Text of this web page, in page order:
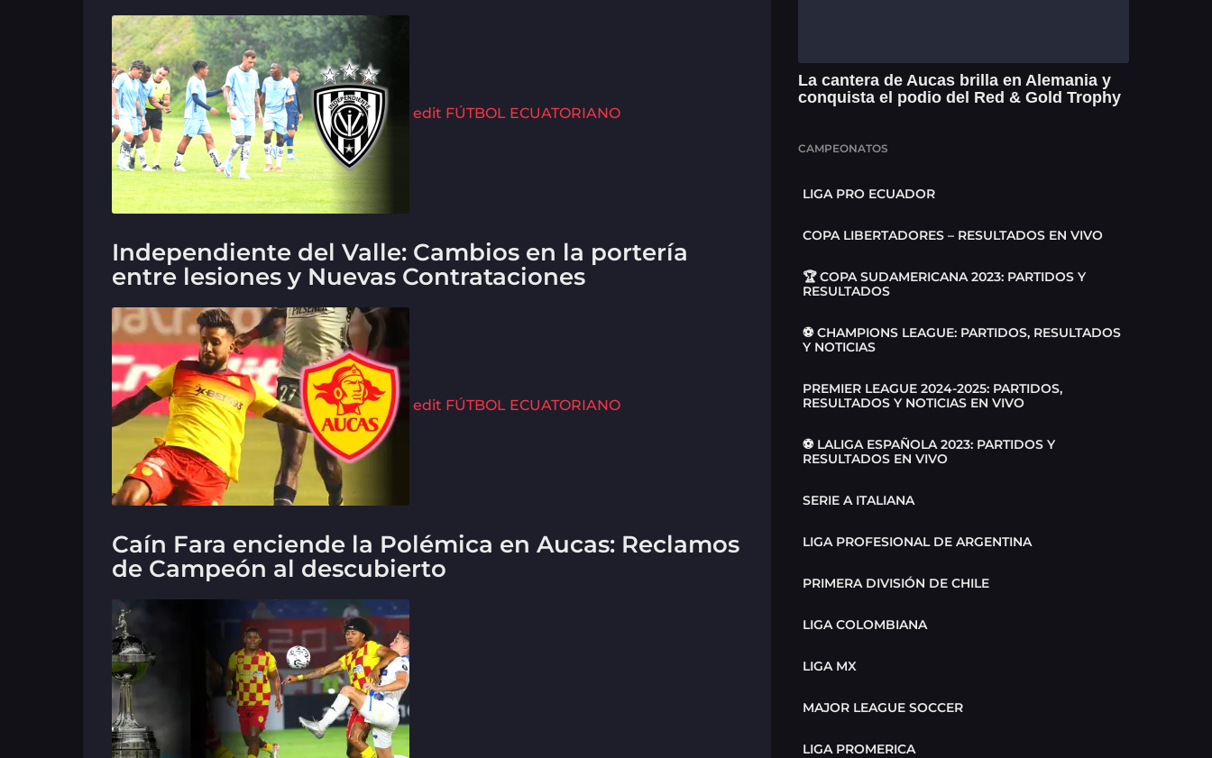
edit FÚTBOL ECUATORIANO
Independiente del Valle: Cambios en la portería
entre lesiones y Nuevas Contrataciones
edit FÚTBOL ECUATORIANO
Caín Fara enciende la Polémica en Aucas: Reclamos
de Campeón al descubierto
La cantera de Aucas brilla en Alemania y
conquista el podio del Red & Gold Trophy
CAMPEONATOS
LIGA PRO ECUADOR
COPA LIBERTADORES – RESULTADOS EN VIVO
🏆 COPA SUDAMERICANA 2023: PARTIDOS Y
RESULTADOS
⚽ CHAMPIONS LEAGUE: PARTIDOS, RESULTADOS
Y NOTICIAS
PREMIER LEAGUE 2024-2025: PARTIDOS,
RESULTADOS Y NOTICIAS EN VIVO
⚽ LALIGA ESPAÑOLA 2023: PARTIDOS Y
RESULTADOS EN VIVO
SERIE A ITALIANA
LIGA PROFESIONAL DE ARGENTINA
PRIMERA DIVISIÓN DE CHILE
LIGA COLOMBIANA
LIGA MX
MAJOR LEAGUE SOCCER
LIGA PROMERICA